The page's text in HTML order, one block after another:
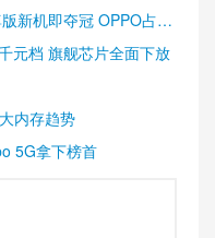
新机即夺冠 OPPO占据
元档 旗舰芯片全面下放
内存趋势
5G拿下榜首